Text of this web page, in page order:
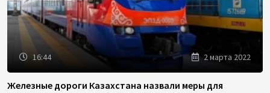
16:44 2 марта 2022
Железные дороги Казахстана назвали меры для